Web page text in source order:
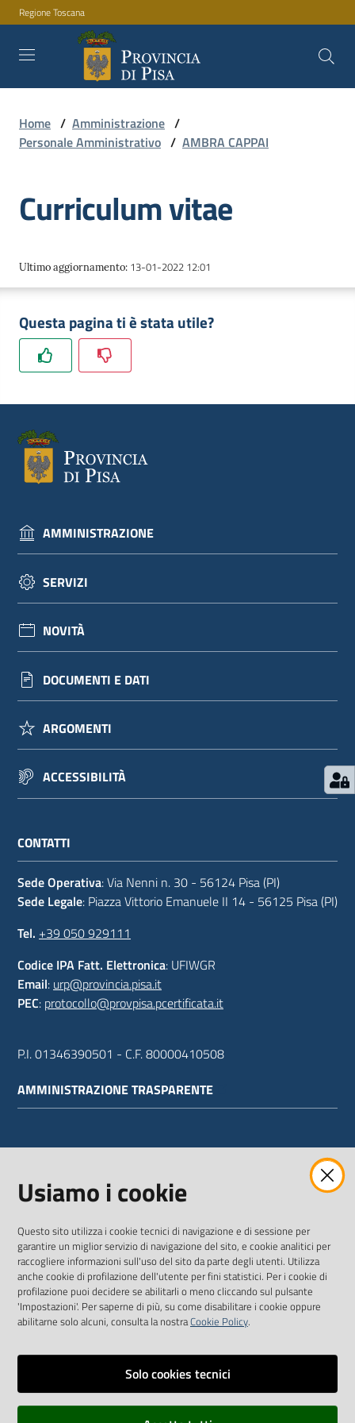
Vai al contenuto
Vai alla navigazione
Vai al footer
Regione Toscana
Amministrazione
Servizi
Novità
Documenti
e
dati
Argomenti
Seguici
su
Home / Amministrazione /
Personale Amministrativo / AMBRA CAPPAI
Curriculum vitae
Ultimo aggiornamento: 13-01-2022 12:01
Questa pagina ti è stata utile?
AMMINISTRAZIONE
SERVIZI
NOVITÀ
DOCUMENTI E DATI
ARGOMENTI
ACCESSIBILITÀ
CONTATTI
Sede Operativa: Via Nenni n. 30 - 56124 Pisa (PI)
Sede Legale: Piazza Vittorio Emanuele II 14 - 56125 Pisa (PI)
Tel. +39 050 929111
Codice IPA Fatt. Elettronica: UFIWGR
Email: urp@provincia.pisa.it
PEC: protocollo@provpisa.pcertificata.it
P.I. 01346390501 - C.F. 80000410508
AMMINISTRAZIONE TRASPARENTE
SEGUICI SU
TwitterFacebookYoutube
Vai alla pagina
Dichiarazione di accessibilità
Usiamo i cookie
Questo sito utilizza i cookie tecnici di navigazione e di sessione per
garantire un miglior servizio di navigazione del sito, e cookie analitici per
raccogliere informazioni sull'uso del sito da parte degli utenti. Utilizza
anche cookie di profilazione dell'utente per fini statistici. Per i cookie di
profilazione puoi decidere se abilitarli o meno cliccando sul pulsante
'Impostazioni'. Per saperne di più, su come disabilitare i cookie oppure
abilitarne solo alcuni, consulta la nostraCookie Policy.
Solo cookies tecnici